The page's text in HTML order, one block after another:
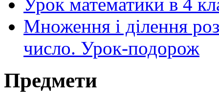
Множення і ділення
число. Урок-подорож
Предмети